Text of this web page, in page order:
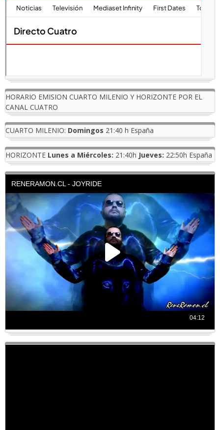
HORARIO EMISION CUARTO MILENIO Y HORIZONTE POR EL
CANAL CUATRO
CUARTO MILENIO: Domingos 21:40 h España
HORIZONTE Lunes a Miércoles: 21:40h Jueves: 22:50h España